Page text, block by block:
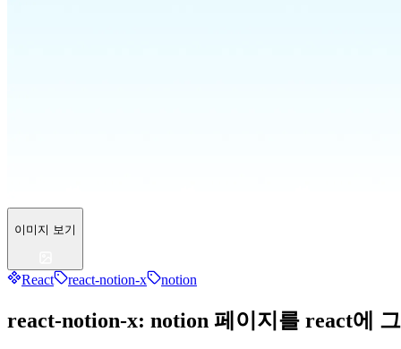
이미지 보기
React react-notion-x notion
react-notion-x: notion 페이지를 react에